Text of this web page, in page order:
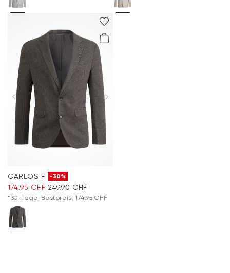
CARLOS F -30%
174.95 CHF 249.90 CHF
*30-Tage-Bestpreis: 174.95 CHF